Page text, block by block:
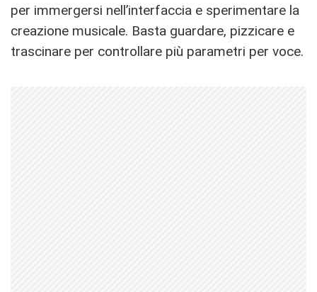
per immergersi nell’interfaccia e sperimentare la
creazione musicale. Basta guardare, pizzicare e
trascinare per controllare più parametri per voce.